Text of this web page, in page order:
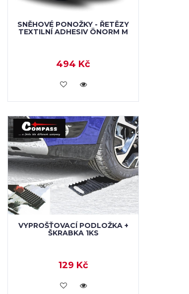
SNĚHOVÉ PONOŽKY - ŘETĚZY
TEXTILNÍ ADHESIV ÖNORM M
494 Kč
VLOŽIT DO KOŠÍKU
VYPROŠŤOVACÍ PODLOŽKA +
ŠKRABKA 1KS
129 Kč
VLOŽIT DO KOŠÍKU